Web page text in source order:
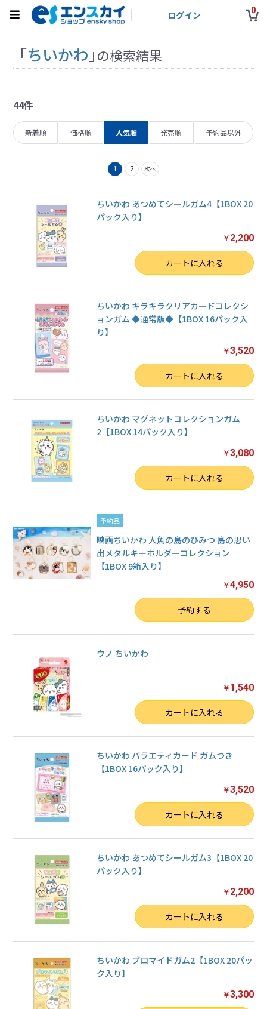
ログイン 0
「ちいかわ 」の検索結果
44件
新着順 価格順 人気順 発売順 予約品以外
1 2 次へ
ちいかわ あつめてシールガム4【1BOX 20
パック入り】
￥ 2,200
カートに入れる
ちいかわ キラキラクリアカードコレクシ
ョンガム ◆通常版◆【1BOX 16パック入
り】
￥3,520
カートに入れる
ちいかわ マグネットコレクションガム
2【1BOX 14パック入り】
￥3,080
カートに入れる
予約品
映画ちいかわ 人魚の島のひみつ 島の思い
出メタルキーホルダーコレクション
【1BOX 9箱入り】
￥4,950
予約する
ウノ ちいかわ
￥ 1,540
カートに入れる
ちいかわ バラエティカード ガムつき
【1BOX 16パック入り】
￥3,520
カートに入れる
ちいかわ あつめてシールガム3【1BOX 20
パック入り】
￥ 2,200
カートに入れる
ちいかわ ブロマイドガム2【1BOX 20パッ
ク入り】
￥3,300